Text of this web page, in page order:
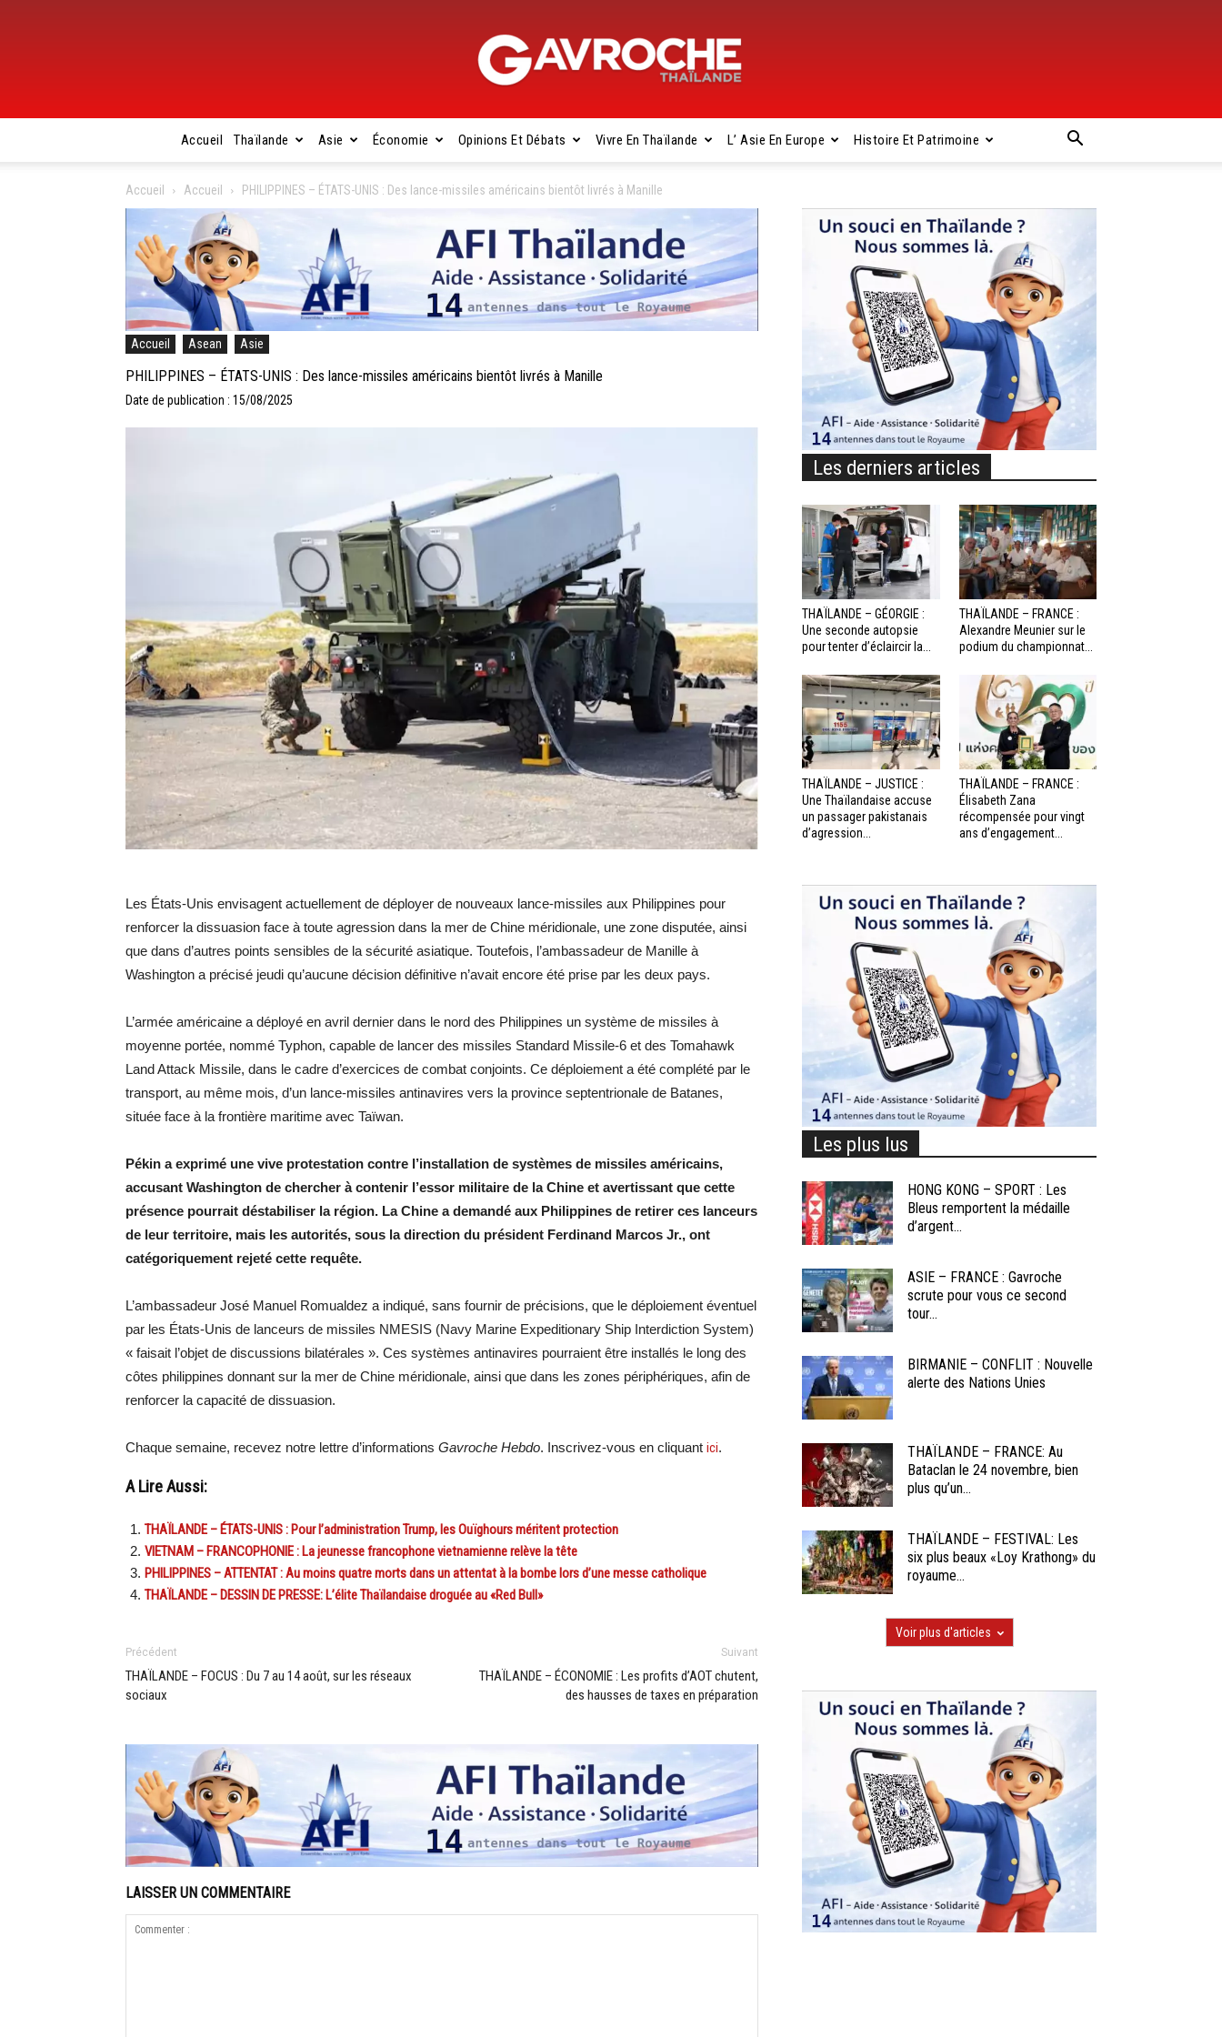
Gavroche
Thaïlande
Accueil Thaïlande Asie Économie Opinions Et Débats Vivre En Thaïlande L’ Asie En Europe Histoire Et Patrimoine
Accueil Accueil PHILIPPINES – ÉTATS-UNIS : Des lance-missiles américains bientôt livrés à Manille
Accueil Asean Asie
PHILIPPINES – ÉTATS-UNIS : Des lance-missiles américains bientôt livrés à Manille
Date de publication : 15/08/2025
Les États-Unis envisagent actuellement de déployer de nouveaux lance-missiles aux Philippines pour
renforcer la dissuasion face à toute agression dans la mer de Chine méridionale, une zone disputée, ainsi
que dans d’autres points sensibles de la sécurité asiatique. Toutefois, l’ambassadeur de Manille à
Washington a précisé jeudi qu’aucune décision définitive n’avait encore été prise par les deux pays.
L’armée américaine a déployé en avril dernier dans le nord des Philippines un système de missiles à
moyenne portée, nommé Typhon, capable de lancer des missiles Standard Missile-6 et des Tomahawk
Land Attack Missile, dans le cadre d’exercices de combat conjoints. Ce déploiement a été complété par le
transport, au même mois, d’un lance-missiles antinavires vers la province septentrionale de Batanes,
située face à la frontière maritime avec Taïwan.
Pékin a exprimé une vive protestation contre l’installation de systèmes de missiles américains,
accusant Washington de chercher à contenir l’essor militaire de la Chine et avertissant que cette
présence pourrait déstabiliser la région. La Chine a demandé aux Philippines de retirer ces lanceurs
de leur territoire, mais les autorités, sous la direction du président Ferdinand Marcos Jr., ont
catégoriquement rejeté cette requête.
L’ambassadeur José Manuel Romualdez a indiqué, sans fournir de précisions, que le déploiement éventuel
par les États-Unis de lanceurs de missiles NMESIS (Navy Marine Expeditionary Ship Interdiction System)
« faisait l’objet de discussions bilatérales ». Ces systèmes antinavires pourraient être installés le long des
côtes philippines donnant sur la mer de Chine méridionale, ainsi que dans les zones périphériques, afin de
renforcer la capacité de dissuasion.
Chaque semaine, recevez notre lettre d’informations Gavroche Hebdo. Inscrivez-vous en cliquant ici.
A Lire Aussi:
THAÏLANDE – ÉTATS-UNIS : Pour l’administration Trump, les Ouïghours méritent protection
VIETNAM – FRANCOPHONIE : La jeunesse francophone vietnamienne relève la tête
PHILIPPINES – ATTENTAT : Au moins quatre morts dans un attentat à la bombe lors d’une messe catholique
THAÏLANDE – DESSIN DE PRESSE: L’élite Thaïlandaise droguée au «Red Bull»
Précédent
THAÏLANDE – FOCUS : Du 7 au 14 août, sur les réseaux
sociaux
Suivant
THAÏLANDE – ÉCONOMIE : Les profits d’AOT chutent,
des hausses de taxes en préparation
LAISSER UN COMMENTAIRE
Les derniers articles
THAÏLANDE – GÉORGIE :
Une seconde autopsie
pour tenter d’éclaircir la...
THAÏLANDE – FRANCE :
Alexandre Meunier sur le
podium du championnat...
THAÏLANDE – JUSTICE :
Une Thaïlandaise accuse
un passager pakistanais
d’agression...
THAÏLANDE – FRANCE :
Élisabeth Zana
récompensée pour vingt
ans d’engagement...
Les plus lus
HONG KONG – SPORT : Les
Bleus remportent la médaille
d’argent...
ASIE – FRANCE : Gavroche
scrute pour vous ce second
tour...
BIRMANIE – CONFLIT : Nouvelle
alerte des Nations Unies
THAÏLANDE – FRANCE: Au
Bataclan le 24 novembre, bien
plus qu’un...
THAÏLANDE – FESTIVAL: Les
six plus beaux «Loy Krathong» du
royaume...
Voir plus d'articles